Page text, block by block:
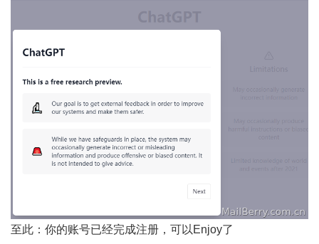
至此：你的账号已经完成注册，可以Enjoy了